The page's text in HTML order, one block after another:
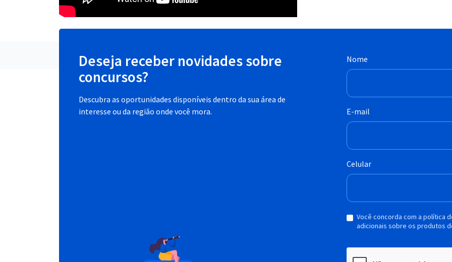
Deseja receber novidades sobre
concursos?
Descubra as oportunidades disponíveis dentro da sua área de
interesse ou da região onde você mora.
Nome
E-mail
Celular
Você concorda com a política
adicionais sobre os produtos